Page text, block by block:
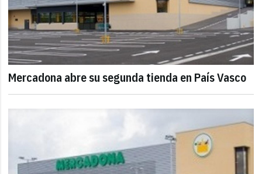
Mercadona abre su segunda tienda en País Vasco